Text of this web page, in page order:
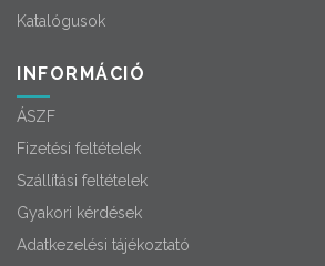
Katalógusok
INFORMÁCIÓ
ÁSZF
Fizetési feltételek
Szállítási feltételek
Gyakori kérdések
Adatkezelési tájékoztató